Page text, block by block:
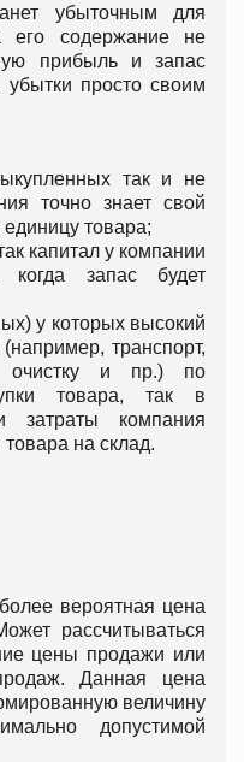
убыточным для
его содержание не
прибыль и запас
убытки просто своим
так и не
точно знает свой
единицу товара;
капитал у компании
когда запас будет
у которых высокий
транспорт,
очистку и пр.) по
товара, так в
затраты компания
на склад.
вероятная цена
рассчитываться
цены продажи или
Данная цена
величину
допустимой